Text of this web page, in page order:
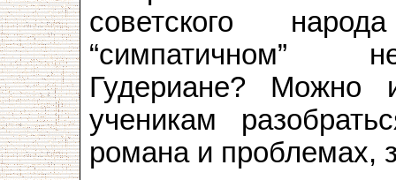
советского
“симпатичном”
Гудериане? Можно
ученикам
романа и проблемах,